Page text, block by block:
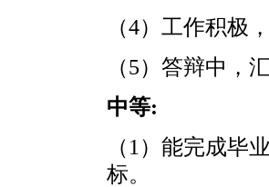
（4）工作积极
（5）答辩中，
中等:
（1）能完成毕
标。